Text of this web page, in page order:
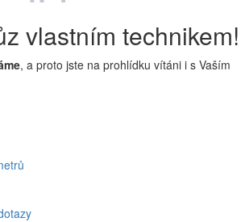
vlastním technikem!
, a proto jste na prohlídku vítáni i s Vaším